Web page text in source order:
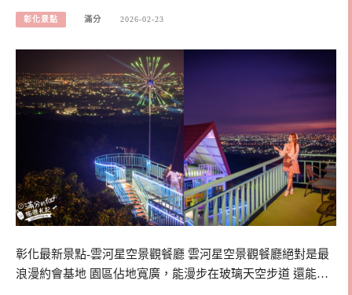
彰化景點 滿分 2026-02-23
彰化最新景點-雲河星空景觀餐廳 雲河星空景觀餐廳絕對是最
浪漫約會基地 園區佔地寬廣，能漫步在玻璃天空步道 還能…